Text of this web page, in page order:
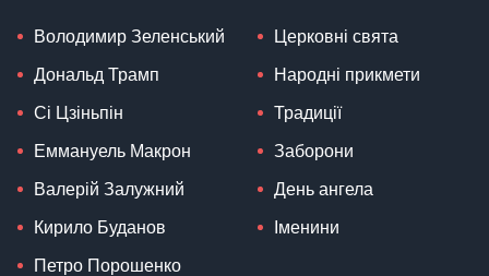
Володимир Зеленський
Дональд Трамп
Сі Цзіньпін
Еммануель Макрон
Валерій Залужний
Кирило Буданов
Петро Порошенко
Церковні свята
Народні прикмети
Традиції
Заборони
День ангела
Іменини